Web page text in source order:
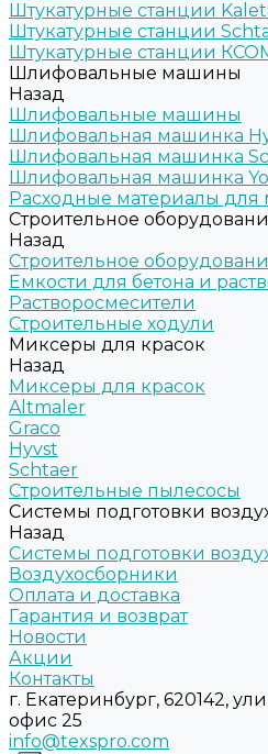
Штукатурные станции
Штукатурные станции
Штукатурные станции
Шлифовальные машины
Назад
Шлифовальные машины
Шлифовальная машинка
Шлифовальная машинка
Шлифовальная машинка
Расходные материалы для
Строительное
Назад
Строительное
Емкости для бетона и
Растворосмесители
Строительные ходули
Миксеры для красок
Назад
Миксеры для красок
Altmaler
Graco
Hyvst
Schtaer
Строительные пылесосы
Системы подготовки
Назад
Системы подготовки
Воздухосборники
Оплата и доставка
Гарантия и возврат
Новости
Акции
Контакты
г. Екатеринбург, 620142,
офис 25
info@texspro.com